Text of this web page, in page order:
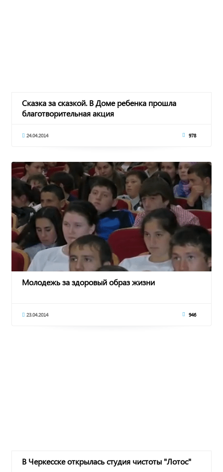
Сказка за сказкой. В Доме ребенка прошла
благотворительная акция
24.04.2014 978
Молодежь за здоровый образ жизни
23.04.2014 946
В Черкесске открылась студия чистоты "Лотос"